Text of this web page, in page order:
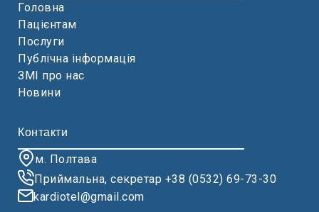
Головна
Пацієнтам
Послуги
Публічна інформація
ЗМІ про нас
Новини
Контакти
м. Полтава
Приймальна, секретар +38 (0532) 69-73-30
kardiotel@gmail.com